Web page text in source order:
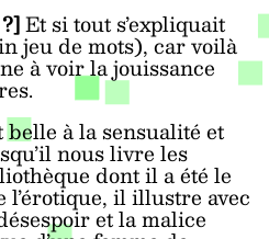
Et si tout s’expliquait
jeu de mots), car voilà
à voir la jouissance
à la sensualité et
nous livre les
dont il a été le
l’érotique, il illustre avec
et la malice